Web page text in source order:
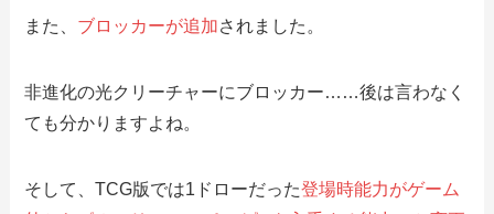
また、 ブロッカーが追加されました。
非進化の光クリーチャーにブロッカー……後は言わなく
ても分かりますよね。
そして、TCG版では1ドローだった登場時能力がゲーム